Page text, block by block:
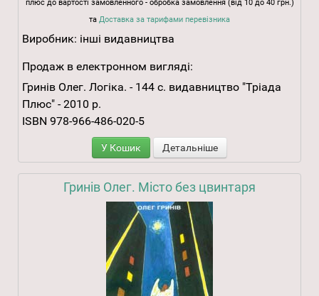
плюс до вартості замовленного - обробка замовлення (від 10 до 40 грн.)
та Доставка за тарифами перевізника
Виробник: інші видавництва
Продаж в електронном вигляді:
Гринів Олег. Логіка. - 144 с. видавництво "Тріада
Плюс" - 2010 р.
ISBN 978-966-486-020-5
У Кошик Детальніше
Гринів Олег. Місто без цвинтаря